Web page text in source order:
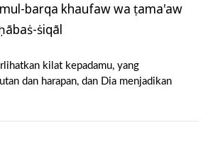
barqa khaufaw wa ṭama'aw
ṡiqāl
kilat kepadamu, yang
dan harapan, dan Dia menjadikan